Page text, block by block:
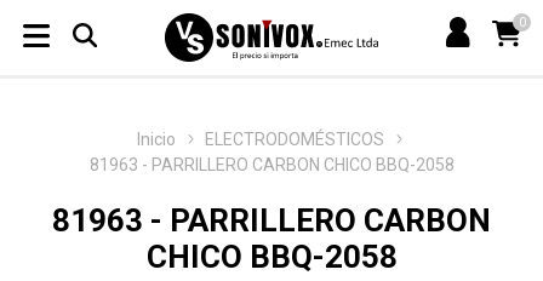
0
Inicio
ELECTRODOMÉSTICOS
81963 - PARRILLERO CARBON CHICO BBQ-2058
81963 - PARRILLERO CARBON
CHICO BBQ-2058